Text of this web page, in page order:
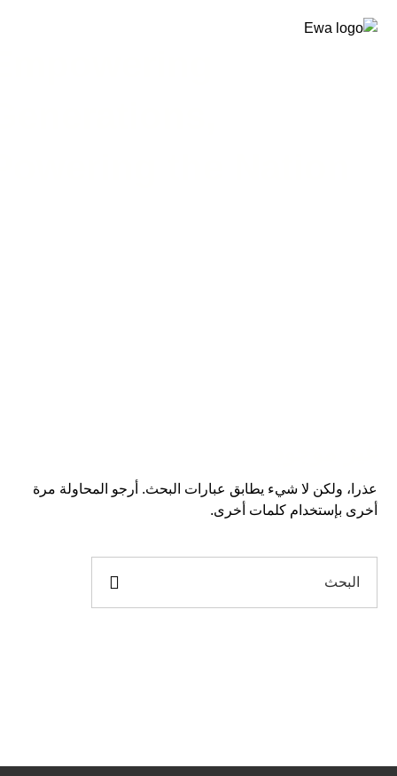
عذرا، ولكن لا شيء يطابق عبارات البحث. أرجو المحاولة مرة
أخرى بإستخدام كلمات أخرى.